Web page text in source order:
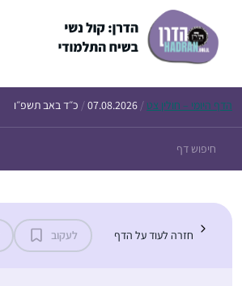
הדף היומי – חולין צט /
07.08.2026
/ כ״ד באב תשפ״ו
חזרה לעוד על הדף לעקוב